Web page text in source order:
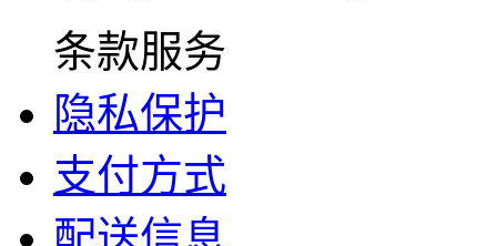
条款服务
隐私保护
支付方式